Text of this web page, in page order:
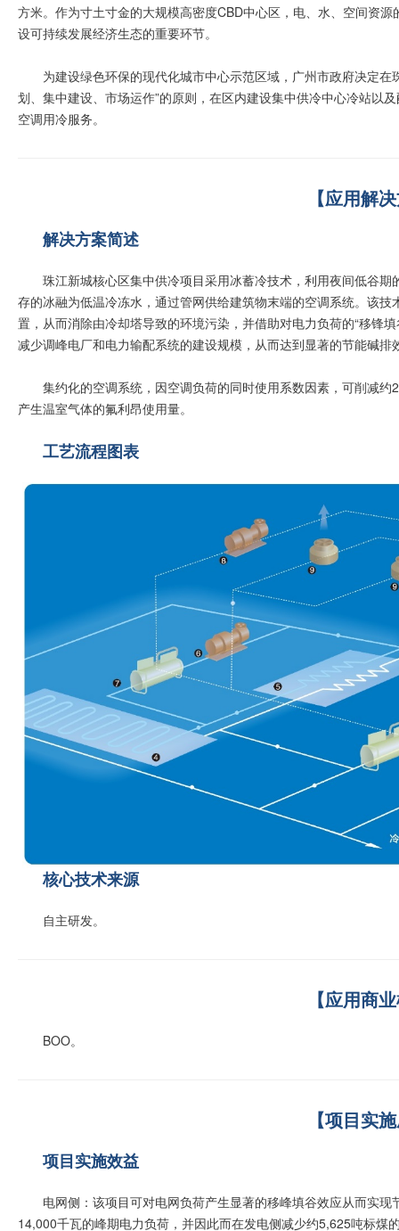
方米。作为寸土寸金的大规模高密度CBD中心区，电、水、空间资
设可持续发展经济生态的重要环节。
为建设绿色环保的现代化城市中心示范区域，广州市政府决定
划、集中建设、市场运作”的原则，在区内建设集中供冷中心冷站以
空调用冷服务。
【应用解
解决方案简述
珠江新城核心区集中供冷项目采用冰蓄冷技术，利用夜间低谷
存的冰融为低温冷冻水，通过管网供给建筑物末端的空调系统。该
置，从而消除由冷却塔导致的环境污染，并借助对电力负荷的“移锋
减少调峰电厂和电力输配系统的建设规模，从而达到显著的节能碱排
集约化的空调系统，因空调负荷的同时使用系数因素，可削减
产生温室气体的氟利昂使用量。
工艺流程图表
核心技术来源
自主研发。
【应用商
BOO。
【项目实
项目实施效益
电网侧：该项目可对电网负荷产生显著的移峰填谷效应从而实
14,000千瓦的峰期电力负荷，并因此而在发电侧减少约5,625吨标